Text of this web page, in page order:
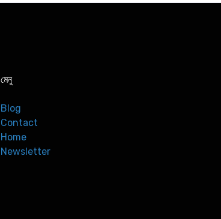
মেনু
Blog
Contact
Home
Newsletter